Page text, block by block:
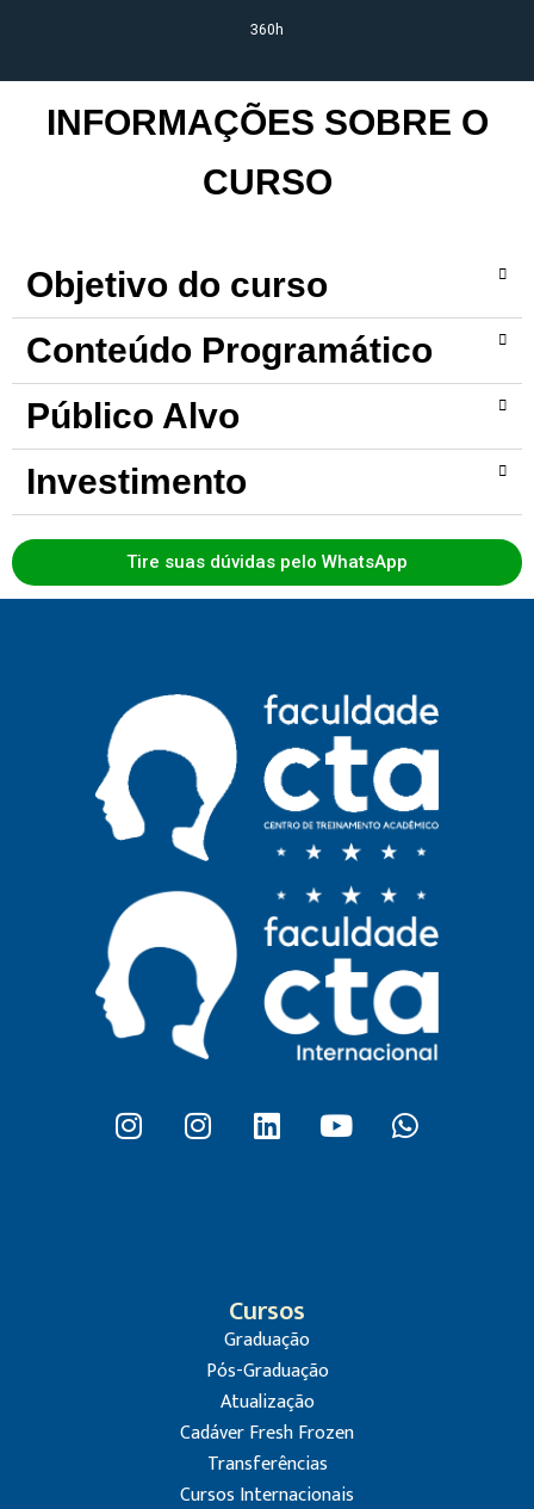
360h
INFORMAÇÕES SOBRE O
CURSO
Objetivo do curso
Conteúdo Programático
Público Alvo
Investimento
Tire suas dúvidas pelo WhatsApp
Cursos
Graduação
Pós-Graduação
Atualização
Cadáver Fresh Frozen
Transferências
Cursos Internacionais